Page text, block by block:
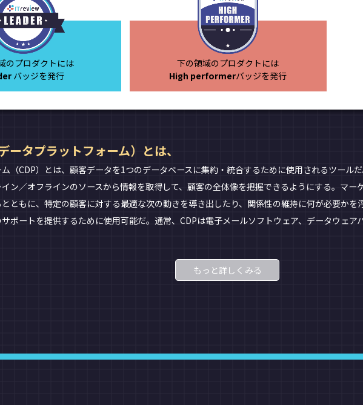
のプロダクトには
バッジを発行
下の領域のプロダクトには
High performerバッジを発行
ータプラットフォーム）とは、
（CDP）とは、顧客データを1つのデータベースに集約・統合するために使用されるツール
ン／オフラインのソースから情報を取得して、顧客の全体像を把握できるようにする。マ
ともに、特定の顧客に対する最適な次の動きを導き出したり、関係性の維持に何が必要か
ポートを提供するために使用可能だ。通常、CDPは電子メールソフトウェア、データウェア
もっと詳しくみる